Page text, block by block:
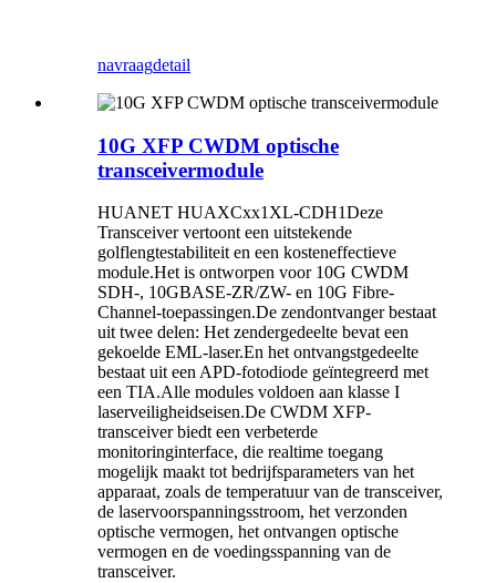
navraagdetail
10G XFP CWDM optische
transceivermodule
HUANET HUAXCxx1XL-CDH1Deze
Transceiver vertoont een uitstekende
golflengtestabiliteit en een kosteneffectieve
module.Het is ontworpen voor 10G CWDM
SDH-, 10GBASE-ZR/ZW- en 10G Fibre-
Channel-toepassingen.De zendontvanger bestaat
uit twee delen: Het zendergedeelte bevat een
gekoelde EML-laser.En het ontvangstgedeelte
bestaat uit een APD-fotodiode geïntegreerd met
een TIA.Alle modules voldoen aan klasse I
laserveiligheidseisen.De CWDM XFP-
transceiver biedt een verbeterde
monitoringinterface, die realtime toegang
mogelijk maakt tot bedrijfsparameters van het
apparaat, zoals de temperatuur van de transceiver,
de laservoorspanningsstroom, het verzonden
optische vermogen, het ontvangen optische
vermogen en de voedingsspanning van de
transceiver.